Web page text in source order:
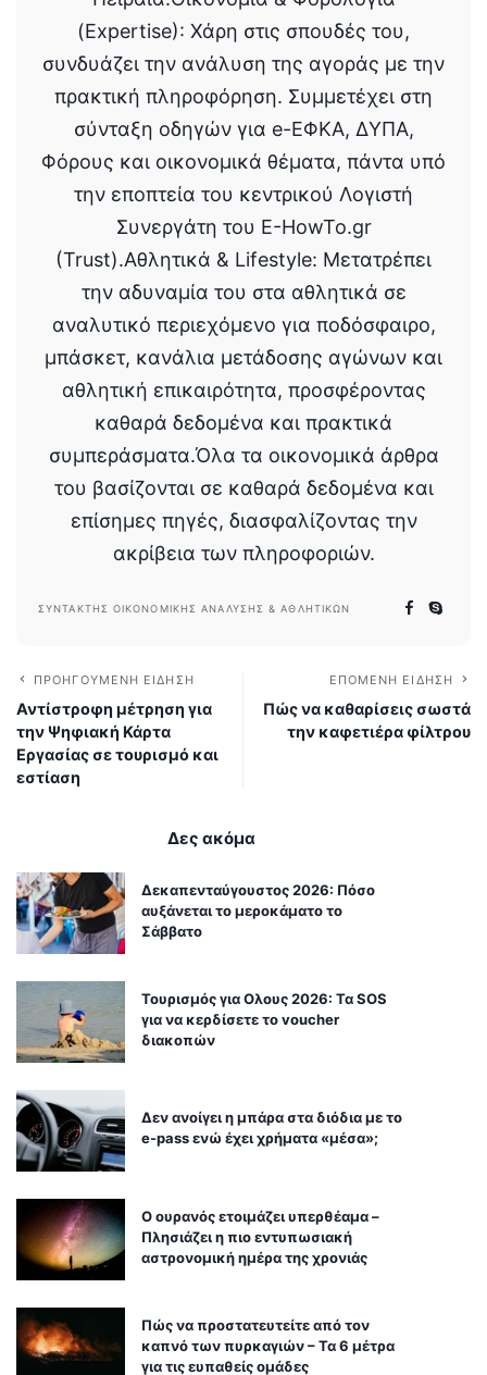
(Expertise): Χάρη στις σπουδές του,
συνδυάζει την ανάλυση της αγοράς με την
πρακτική πληροφόρηση. Συμμετέχει στη
σύνταξη οδηγών για e-ΕΦΚΑ, ΔΥΠΑ,
Φόρους και οικονομικά θέματα, πάντα υπό
την εποπτεία του κεντρικού Λογιστή
Συνεργάτη του E-HowTo.gr
(Trust).Αθλητικά & Lifestyle: Μετατρέπει
την αδυναμία του στα αθλητικά σε
αναλυτικό περιεχόμενο για ποδόσφαιρο,
μπάσκετ, κανάλια μετάδοσης αγώνων και
αθλητική επικαιρότητα, προσφέροντας
καθαρά δεδομένα και πρακτικά
συμπεράσματα.Όλα τα οικονομικά άρθρα
του βασίζονται σε καθαρά δεδομένα και
επίσημες πηγές, διασφαλίζοντας την
ακρίβεια των πληροφοριών.
ΣΥΝΤΆΚΤΗΣ ΟΙΚΟΝΟΜΙΚΉΣ ΑΝΆΛΥΣΗΣ & ΑΘΛΗΤΙΚΏΝ
ΠΡΟΗΓΟΎΜΕΝΗ ΕΊΔΗΣΗ
Αντίστροφη μέτρηση για
την Ψηφιακή Κάρτα
Εργασίας σε τουρισμό και
εστίαση
ΕΠΌΜΕΝΗ ΕΊΔΗΣΗ
Πώς να καθαρίσεις σωστά
την καφετιέρα φίλτρου
Δες ακόμα
Δεκαπενταύγουστος 2026: Πόσο
αυξάνεται το μεροκάματο το
Σάββατο
Τουρισμός για Ολους 2026: Τα SOS
για να κερδίσετε το voucher
διακοπών
Δεν ανοίγει η μπάρα στα διόδια με το
e-pass ενώ έχει χρήματα «μέσα»;
Ο ουρανός ετοιμάζει υπερθέαμα –
Πλησιάζει η πιο εντυπωσιακή
αστρονομική ημέρα της χρονιάς
Πώς να προστατευτείτε από τον
καπνό των πυρκαγιών – Τα 6 μέτρα
για τις ευπαθείς ομάδες